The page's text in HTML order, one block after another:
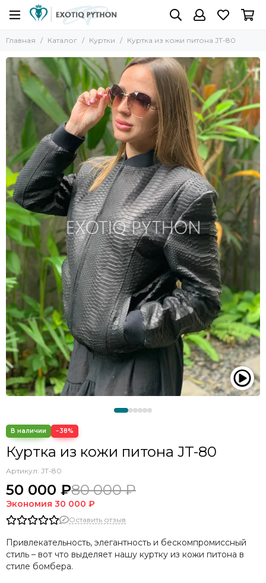
Главная Каталог Куртки Куртка из кожи питона JT-80
−38%
Куртка из кожи питона JT-80
Артикул: JT-80
50 000 ₽80 000 ₽
Экономия 30 000 ₽
Оставить отзыв
Привлекательность, элегантность и бескомпромиссный
стиль – вот что выделяет нашу куртку из кожи питона в
стиле бомбера.